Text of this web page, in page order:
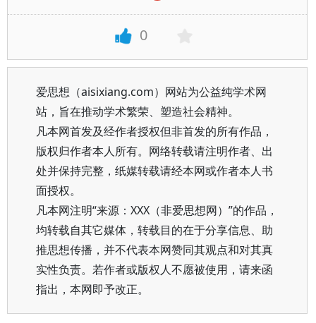
0
爱思想（aisixiang.com）网站为公益纯学术网
站，旨在推动学术繁荣、塑造社会精神。
凡本网首发及经作者授权但非首发的所有作品，
版权归作者本人所有。网络转载请注明作者、出
处并保持完整，纸媒转载请经本网或作者本人书
面授权。
凡本网注明“来源：XXX（非爱思想网）”的作品，
均转载自其它媒体，转载目的在于分享信息、助
推思想传播，并不代表本网赞同其观点和对其真
实性负责。若作者或版权人不愿被使用，请来函
指出，本网即予改正。